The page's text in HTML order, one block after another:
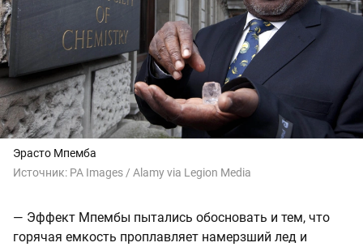
Эрасто Мпемба
Источник: PA Images / Alamy via Legion Media
— Эффект Мпембы пытались обосновать и тем, что
горячая емкость проплавляет намерзший лед и